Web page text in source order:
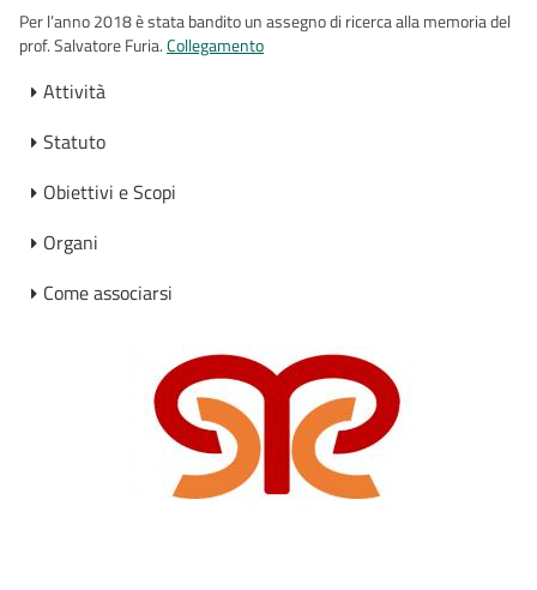
Per l’anno 2018 è stata bandito un assegno di ricerca alla memoria del
prof. Salvatore Furia.Collegamento
Attività
Statuto
Obiettivi e Scopi
Organi
Come associarsi